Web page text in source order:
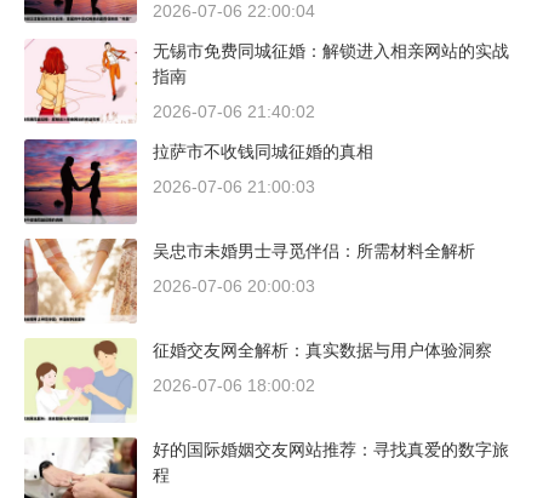
2026-07-06 22:00:04
无锡市免费同城征婚：解锁进入相亲网站的实战
指南
2026-07-06 21:40:02
拉萨市不收钱同城征婚的真相
2026-07-06 21:00:03
吴忠市未婚男士寻觅伴侣：所需材料全解析
2026-07-06 20:00:03
征婚交友网全解析：真实数据与用户体验洞察
2026-07-06 18:00:02
好的国际婚姻交友网站推荐：寻找真爱的数字旅
程